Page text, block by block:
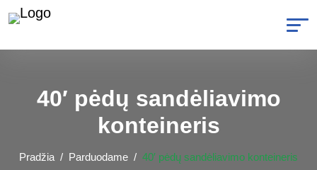
40′ pėdų sandėliavimo
konteineris
Pradžia Parduodame 40′ pėdų sandėliavimo konteineris